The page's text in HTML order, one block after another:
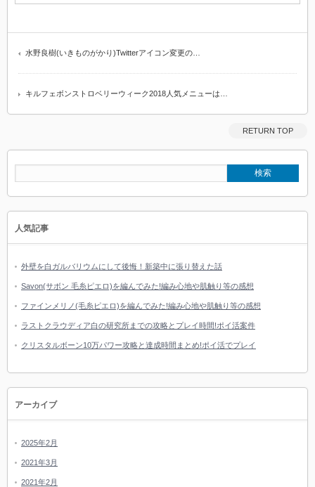
水野良樹(いきものがかり)Twitterアイコン変更の…
キルフェボンストロベリーウィーク2018人気メニューは…
RETURN TOP
人気記事
外壁を白ガルバリウムにして後悔！新築中に張り替えた話
Savon(サボン 毛糸ピエロ)を編んでみた!編み心地や肌触り等の感想
ファインメリノ(毛糸ピエロ)を編んでみた!編み心地や肌触り等の感想
ラストクラウディア白の研究所までの攻略とプレイ時間!ポイ活案件
クリスタルボーン10万パワー攻略と達成時間まとめ!ポイ活でプレイ
アーカイブ
2025年2月
2021年3月
2021年2月